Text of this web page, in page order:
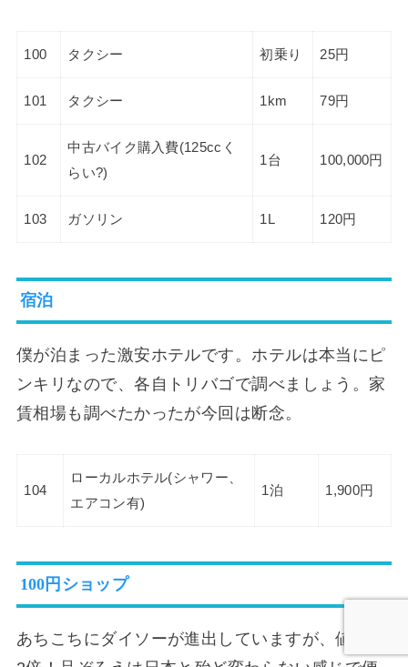
100 タクシー 初乗り 25円
101 タクシー 1km 79円
102
中古バイク購入費(125ccく
らい?)
1台 100,000円
103 ガソリン 1L 120円
宿泊
僕が泊まった激安ホテルです。ホテルは本当にピ
ンキリなので、各自トリバゴで調べましょう。家
賃相場も調べたかったが今回は断念。
104
ローカルホテル(シャワー、
エアコン有)
1泊 1,900円
100円ショップ
あちこちにダイソーが進出していますが、値段は